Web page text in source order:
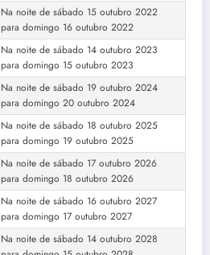
Na noite de sábado 15 outubro 2022
para domingo 16 outubro 2022
Na noite de sábado 14 outubro 2023
para domingo 15 outubro 2023
Na noite de sábado 19 outubro 2024
para domingo 20 outubro 2024
Na noite de sábado 18 outubro 2025
para domingo 19 outubro 2025
Na noite de sábado 17 outubro 2026
para domingo 18 outubro 2026
Na noite de sábado 16 outubro 2027
para domingo 17 outubro 2027
Na noite de sábado 14 outubro 2028